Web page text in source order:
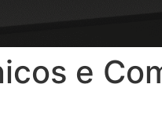
e